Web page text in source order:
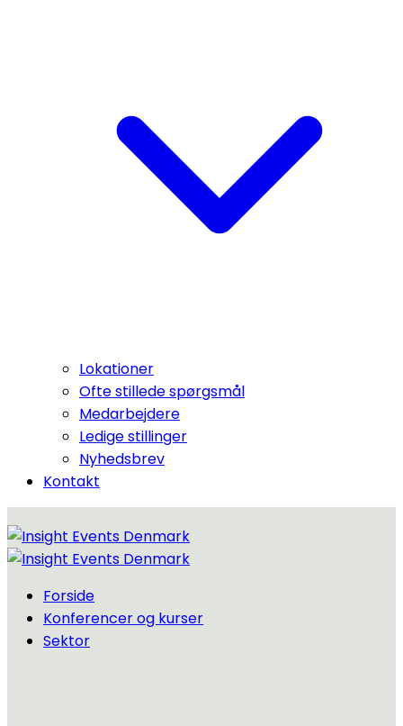
Lokationer
Ofte stillede spørgsmål
Medarbejdere
Ledige stillinger
Nyhedsbrev
Kontakt
Forside
Konferencer og kurser
Sektor